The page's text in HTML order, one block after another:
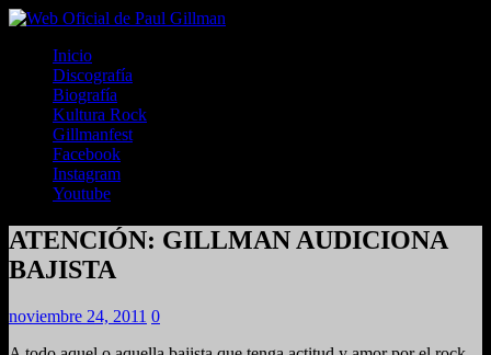
Inicio
Discografía
Biografía
Kultura Rock
Gillmanfest
Facebook
Instagram
Youtube
ATENCIÓN: GILLMAN AUDICIONA
BAJISTA
noviembre 24, 2011 0